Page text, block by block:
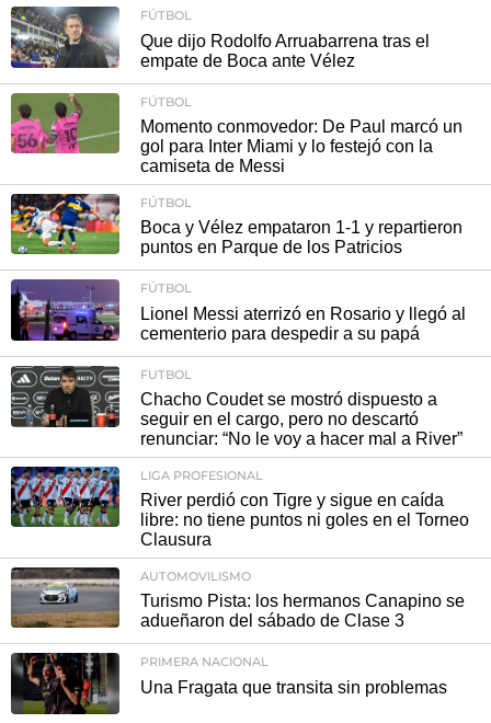
FÚTBOL
Que dijo Rodolfo Arruabarrena tras el
empate de Boca ante Vélez
FÚTBOL
Momento conmovedor: De Paul marcó un
gol para Inter Miami y lo festejó con la
camiseta de Messi
FÚTBOL
Boca y Vélez empataron 1-1 y repartieron
puntos en Parque de los Patricios
FÚTBOL
Lionel Messi aterrizó en Rosario y llegó al
cementerio para despedir a su papá
FUTBOL
Chacho Coudet se mostró dispuesto a
seguir en el cargo, pero no descartó
renunciar: “No le voy a hacer mal a River”
LIGA PROFESIONAL
River perdió con Tigre y sigue en caída
libre: no tiene puntos ni goles en el Torneo
Clausura
AUTOMOVILISMO
Turismo Pista: los hermanos Canapino se
adueñaron del sábado de Clase 3
PRIMERA NACIONAL
Una Fragata que transita sin problemas